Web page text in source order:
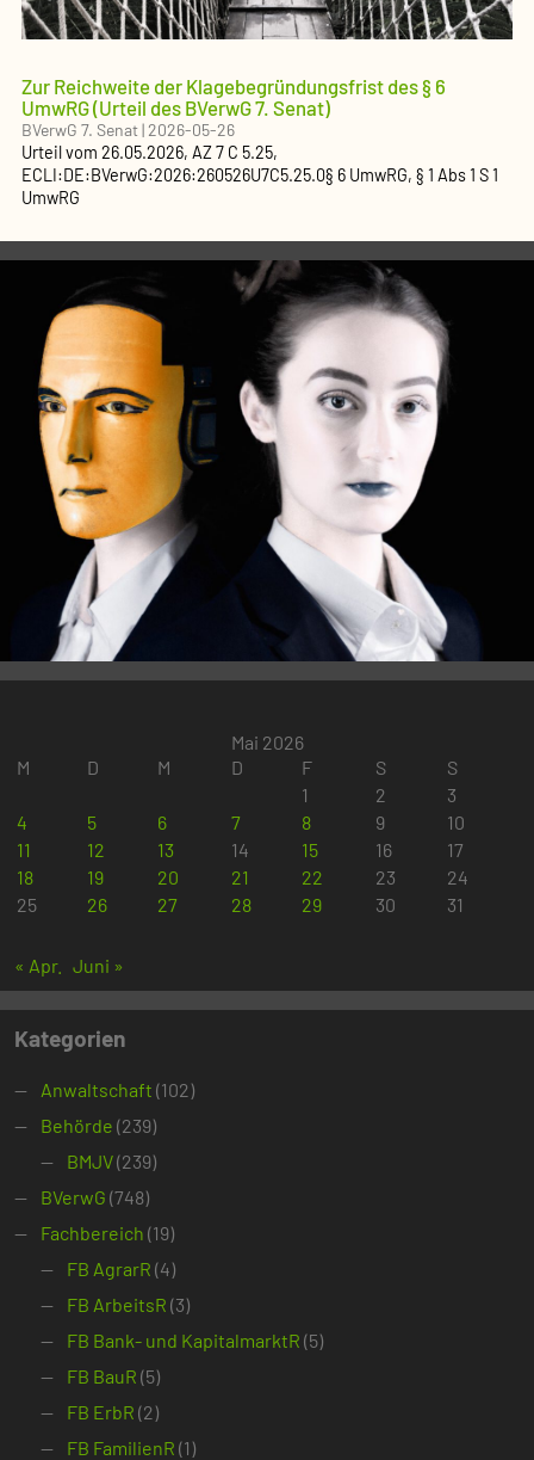
Zur Reichweite der Klagebegründungsfrist des § 6
UmwRG (Urteil des BVerwG 7. Senat)
BVerwG 7. Senat|2026-05-26
Urteilvom 26.05.2026, AZ7 C 5.25,
ECLI:DE:BVerwG:2026:260526U7C5.25.0§ 6 UmwRG, § 1 Abs 1 S 1
UmwRG
Mai 2026
M
D M D F S
S
1
2
3
4
5 6 7 8 9
10
11
12 13 14 15 16
17
18
19 20 21 22 23
24
25
26 27 28 29 30 31
« Apr. Juni »
Kategorien
Anwaltschaft (102)
Behörde (239)
BMJV(239)
BVerwG (748)
Fachbereich (19)
FB AgrarR (4)
FB ArbeitsR (3)
FB Bank- und KapitalmarktR (5)
FB BauR (5)
FB ErbR (2)
FB FamilienR (1)